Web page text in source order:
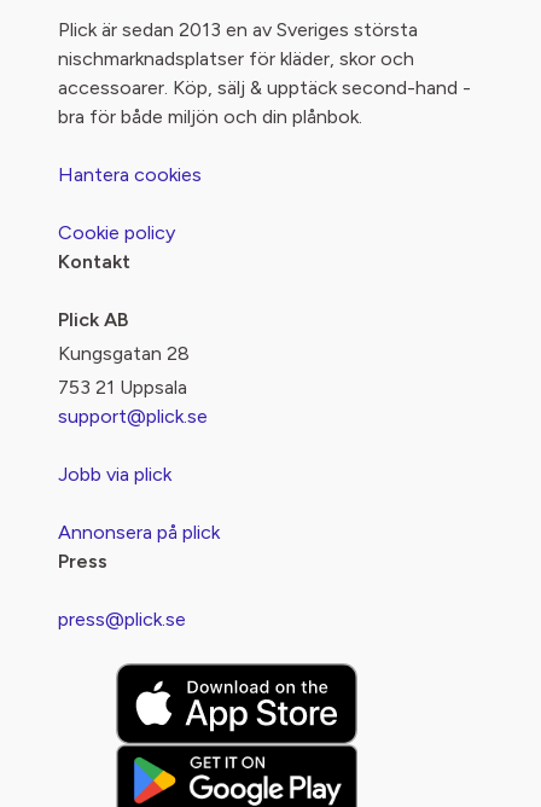
Plick är sedan 2013 en av Sveriges största
nischmarknadsplatser för kläder, skor och
accessoarer. Köp, sälj & upptäck second-hand -
bra för både miljön och din plånbok.
Hantera cookies
Cookie policy
Kontakt
Plick AB
Kungsgatan 28
753 21 Uppsala
support@plick.se
Jobb via plick
Annonsera på plick
Press
press@plick.se